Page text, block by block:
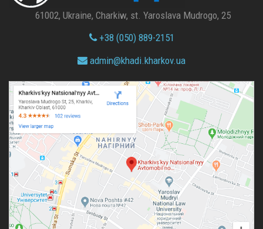
61002, Ukraine, Charkiw, st. Yaroslava Mudrogo, 25
+38 (050) 889-2151
admin@khadi.kharkov.ua